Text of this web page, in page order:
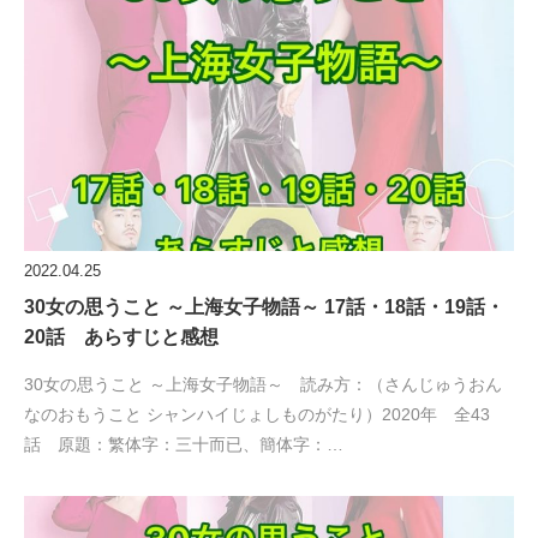
2022.04.25
30女の思うこと ～上海女子物語～ 17話・18話・19話・
20話 あらすじと感想
30女の思うこと ～上海女子物語～ 読み方：（さんじゅうおん
なのおもうこと シャンハイじょしものがたり）2020年 全43
話 原題：繁体字：三十而已、簡体字：…